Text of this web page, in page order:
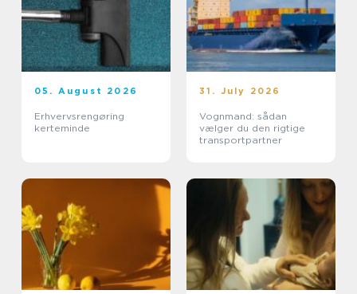
05. August 2026
Erhvervsrengøring
kerteminde
31. July 2026
Vognmand: sådan
vælger du den rigtige
transportpartner